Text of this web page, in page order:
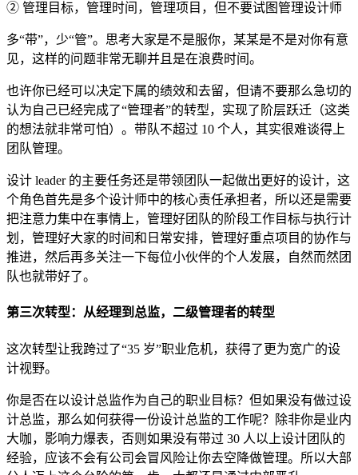
② 管理目标，管理时间，管理项目，但不要试图管理设计师
多“带”，少“管”。思考大家是不是服你，某某是不是对你有意
见，这样的问题非常无聊并且是在浪费时间。
也许你已经可以决定下属的绩效和去留，但请不要那么急切的
认为自己已经完成了“管理者”的转型，实现了阶层跃迁（这类
的想法就非常可怕）。带队不超过 10 个人，其实很难谈得上
团队管理。
设计 leader 的主要任务还是带领团队一起做出更好的设计，这
个角色首先是多个设计师中的核心责任承担者，所以还是需要
把注意力集中在事情上，管理好团队的阶段工作目标与执行计
划，管理好大家的时间和日常安排，管理好重点项目的协作与
推进，然后再多关注一下每位小伙伴的个人发展，自然而然团
队也就带好了。
第三次转型：从经理到总监，二级管理者的转型
这次转型让我跨过了“35 岁”职业危机，获得了更为宽广的设
计视野。
你是否在以设计总监作为自己的职业目标？但如果没有做过设
计总监，那么如何获得一份设计总监的工作呢？除非你是业内
大咖，影响力爆表，否则如果没有带过 30 人以上设计团队的
经验，应该不会有公司会冒风险让你去空降做管理。所以大部